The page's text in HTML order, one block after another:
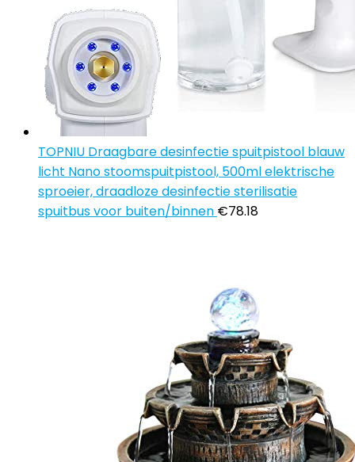
TOPNIU Draagbare desinfectie spuitpistool blauw
licht Nano stoomspuitpistool, 500ml elektrische
sproeier, draadloze desinfectie sterilisatie
spuitbus voor buiten/binnen €78.18